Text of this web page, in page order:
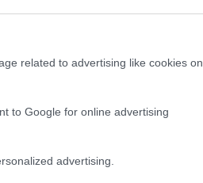
related to advertising like cookies on
to Google for online advertising
advertising.
szerkesztőségek
hang, akkor
Demokratikus